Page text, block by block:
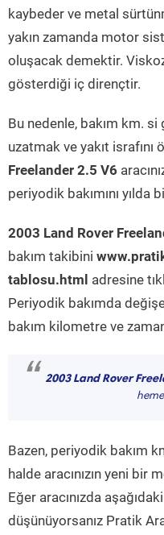
kaybeder ve metal
yakın zamanda motor
oluşacak demektir.
gösterdiği iç dirençtir.
Bu nedenle, bakım km.
uzatmak ve yakıt israfını
Freelander 2.5 V6
periyodik bakımını yılda
2003 Land Rover
bakım takibini
tablosu.html adresine
Periyodik bakımda
bakım kilometre ve
“ 2003 Land Rover
Bazen, periyodik bakım
halde aracınızın yeni bir
Eğer aracınızda
düşünüyorsanız Pratik